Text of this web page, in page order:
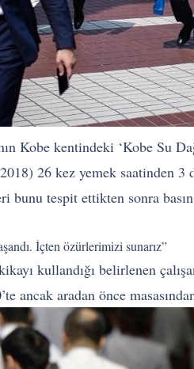
Kobe kentindeki ‘Kobe Su
26 kez yemek saatinden 3
tespit ettikten sonra
İçten özürlerimizi sunarız”
kullandığı belirlenen
ancak aradan önce